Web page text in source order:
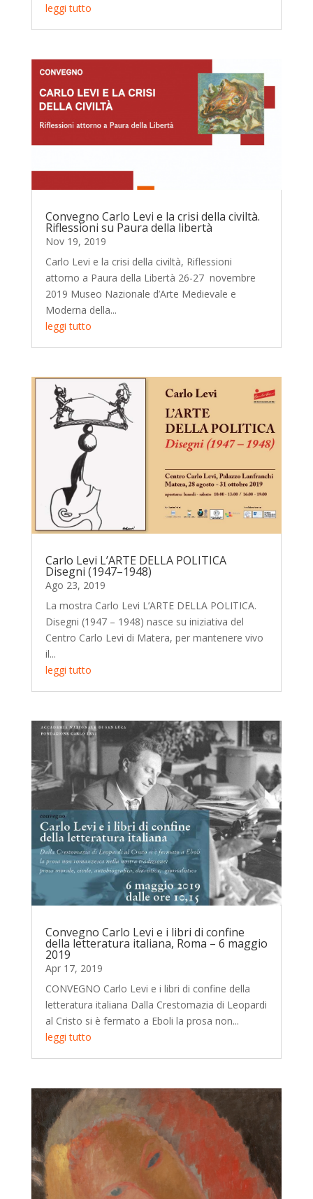
leggi tutto
Convegno Carlo Levi e la crisi della civiltà.
Riflessioni su Paura della libertà
Nov 19, 2019
Carlo Levi e la crisi della civiltà, Riflessioni
attorno a Paura della Libertà 26-27 novembre
2019 Museo Nazionale d’Arte Medievale e
Moderna della...
leggi tutto
Carlo Levi L’ARTE DELLA POLITICA
Disegni (1947–1948)
Ago 23, 2019
La mostra Carlo Levi L’ARTE DELLA POLITICA.
Disegni (1947 – 1948) nasce su iniziativa del
Centro Carlo Levi di Matera, per mantenere vivo
il...
leggi tutto
Convegno Carlo Levi e i libri di confine
della letteratura italiana, Roma – 6 maggio
2019
Apr 17, 2019
CONVEGNO Carlo Levi e i libri di confine della
letteratura italiana Dalla Crestomazia di Leopardi
al Cristo si è fermato a Eboli la prosa non...
leggi tutto